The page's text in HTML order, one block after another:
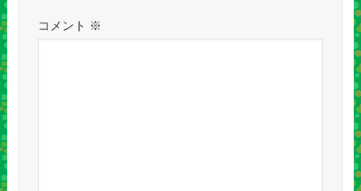
コメント ※